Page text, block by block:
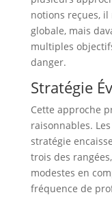
notions reçues,
globale, mais
multiples
danger.
Stratégie
Cette approche
raisonnables.
stratégie
trois des
modestes en
fréquence de